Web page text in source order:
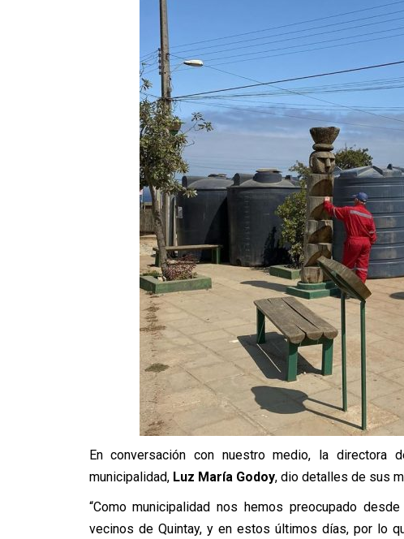
En conversación con nuestro medio, la directora
municipalidad, Luz María Godoy, dio detalles de sus
“Como municipalidad nos hemos preocupado
vecinos de Quintay, y en estos últimos días, por lo